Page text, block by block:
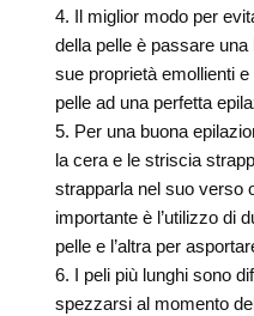
Il miglior modo per
della pelle è passare
sue proprietà emollienti
pelle ad una perfetta
Per una buona
la cera e le striscia
strapparla nel suo verso
importante è l’utilizzo di
pelle e l’altra per
I peli più lunghi sono
spezzarsi al momento